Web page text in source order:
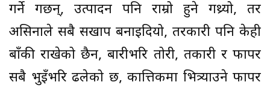
गर्ने गर्छन्, उत्पादन पनि राम्रो हुने गथ्र्यो, तर
असिनाले सबै सखाप बनाइदियो, तरकारी पनि केही
बाँकी राखेको छैन, बारीभरि तोरी, तकारी र फापर
सबै भुइँभरि ढलेको छ, कात्तिकमा भित्र्याउने फापर